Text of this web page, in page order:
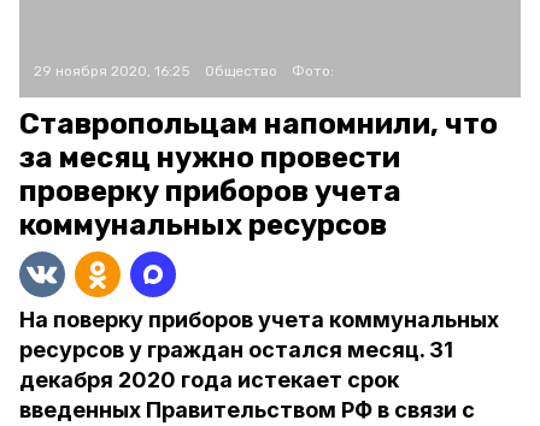
29 ноября 2020, 16:25 Общество Фото:
Ставропольцам напомнили, что
за месяц нужно провести
проверку приборов учета
коммунальных ресурсов
На поверку приборов учета коммунальных
ресурсов у граждан остался месяц. 31
декабря 2020 года истекает срок
введенных Правительством РФ в связи с